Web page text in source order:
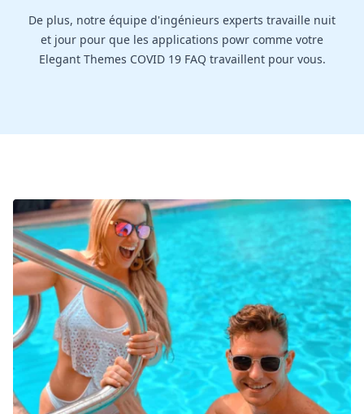
De plus, notre équipe d'ingénieurs experts travaille nuit
et jour pour que les applications powr comme votre
Elegant Themes COVID 19 FAQ travaillent pour vous.